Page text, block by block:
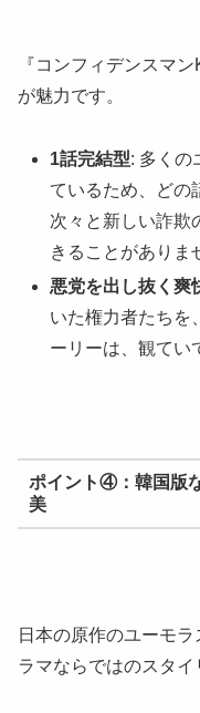
『コンフィデンスマ
が魅力です。
1話完結型: 多くの
ているため、どの
次々と新しい詐欺
きることがありま
悪党を出し抜く爽
いた権力者たちを
ーリーは、観てい
ポイント④：韓国版
美
日本の原作のユーモ
ラマならではのスタイ